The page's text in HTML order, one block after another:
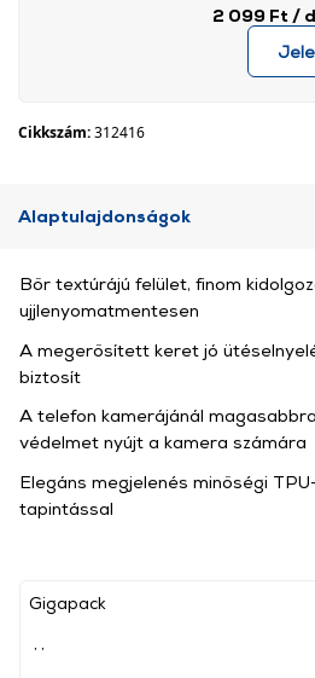
2 099 Ft /
Cikkszám:312416
Alaptulajdonságok
Gigapack
Bőr textúrájú felület, finom
ujjlenyomatmentesen
A megerősített keret jó
biztosít
A telefon kamerájánál
védelmet nyújt a kamera számára
Elegáns megjelenés minőségi
tapintással